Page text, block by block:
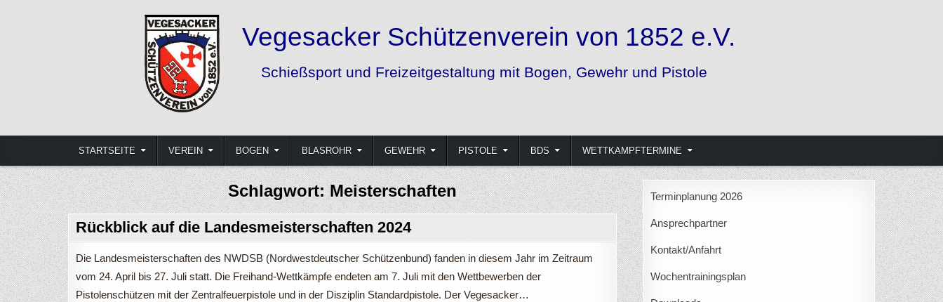
Vegesacker Schützenverein von 1852 e.V.
STARTSEITE VEREIN BOGEN BLASROHR GEWEHR PISTOLE BDS WETTKAMPFTERMINE
Schlagwort:Meisterschaften
Rückblick auf die Landesmeisterschaften 2024
Die Landesmeisterschaften des NWDSB (Nordwestdeutscher Schützenbund) fanden in diesem Jahr im Zeitraum
vom 24. April bis 27. Juli statt. Die Freihand-Wettkämpfe endeten am 7. Juli mit den Wettbewerben der
Pistolenschützen mit der Zentralfeuerpistole und in der Disziplin Standardpistole. Der Vegesacker…
Terminplanung 2026
Ansprechpartner
Kontakt/Anfahrt
Wochentrainingsplan